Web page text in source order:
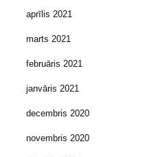
aprīlis 2021
marts 2021
februāris 2021
janvāris 2021
decembris 2020
novembris 2020